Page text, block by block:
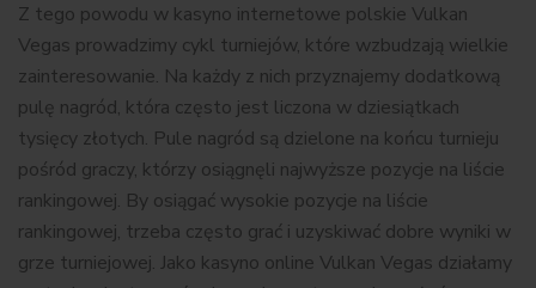
Z tego powodu w kasyno internetowe polskie Vulkan
Vegas prowadzimy cykl turniejów, które wzbudzają wielkie
zainteresowanie. Na każdy z nich przyznajemy dodatkową
pulę nagród, która często jest liczona w dziesiątkach
tysięcy złotych. Pule nagród są dzielone na końcu turnieju
pośród graczy, którzy osiągnęli najwyższe pozycje na liście
rankingowej. By osiągać wysokie pozycje na liście
rankingowej, trzeba często grać i uzyskiwać dobre wyniki w
grze turniejowej. Jako kasyno online Vulkan Vegas działamy